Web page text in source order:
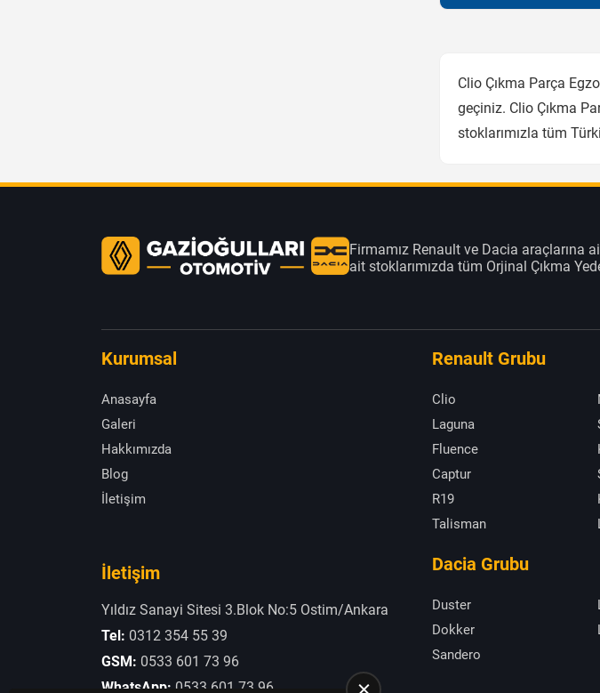
Clio Çıkma Parça
geçiniz. Clio Çıkma
stoklarımızla tüm
Firmamız Renault ve Dacia araçlarına
ait stoklarımızda tüm Orjinal Çıkma
Kurumsal
Anasayfa
Galeri
Hakkımızda
Blog
İletişim
İletişim
Yıldız Sanayi Sitesi 3.Blok No:5 Ostim/Ankara
Tel: 0312 354 55 39
GSM: 0533 601 73 96
WhatsApp: 0533 601 73 96
Renault Grubu
Clio
Laguna
Fluence
Captur
R19
Talisman
Dacia Grubu
Duster
Dokker
Sandero